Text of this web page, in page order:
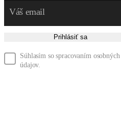
Prihlásiť sa
Súhlasím so spracovaním osobných
údajov.